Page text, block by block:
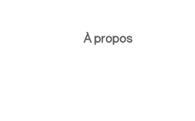
À propos